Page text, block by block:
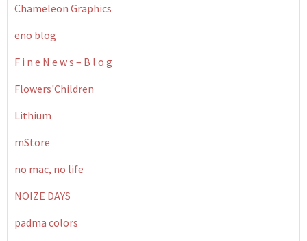
Chameleon Graphics
eno blog
F i n e N e w s – B l o g
Flowers'Children
Lithium
mStore
no mac, no life
NOIZE DAYS
padma colors